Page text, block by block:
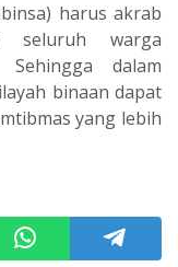
harus akrab
seluruh warga
dalam
binaan dapat
yang lebih